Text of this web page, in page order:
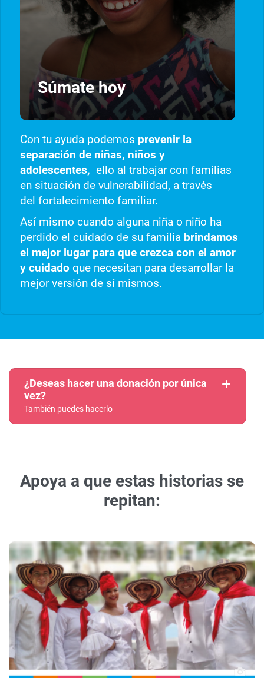
Súmate hoy
Con tu ayuda podemos prevenir la
separación de niñas, niños y
adolescentes, ello al trabajar con familias
en situación de vulnerabilidad, a través
del fortalecimiento familiar.
Así mismo cuando alguna niña o niño ha
perdido el cuidado de su familia brindamos
el mejor lugar para que crezca con el amor
y cuidadoque necesitan para desarrollar la
mejor versión de sí mismos.
¿Deseas hacer una donación por única
vez?
También puedes hacerlo
Apoya a que estas historias se
repitan: